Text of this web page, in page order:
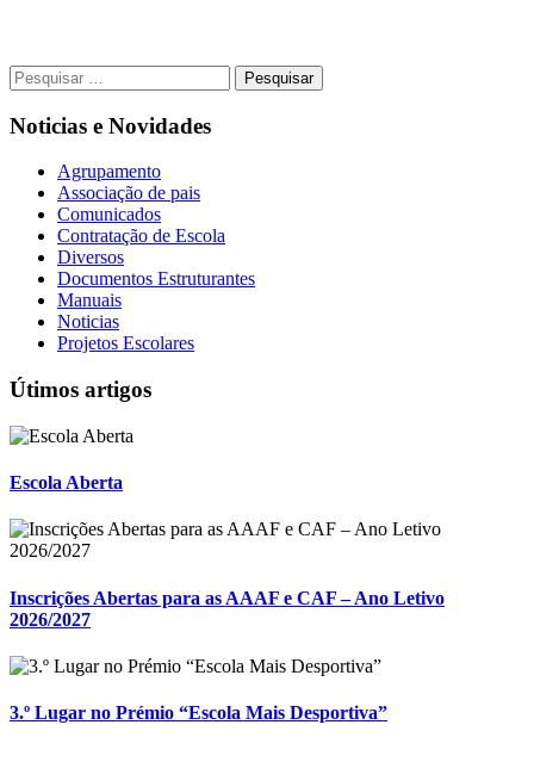
Pesquisar
por:
Noticias e Novidades
Agrupamento
Associação de pais
Comunicados
Contratação de Escola
Diversos
Documentos Estruturantes
Manuais
Noticias
Projetos Escolares
Útimos artigos
Escola Aberta
Inscrições Abertas para as AAAF e CAF – Ano Letivo
2026/2027
3.º Lugar no Prémio “Escola Mais Desportiva”